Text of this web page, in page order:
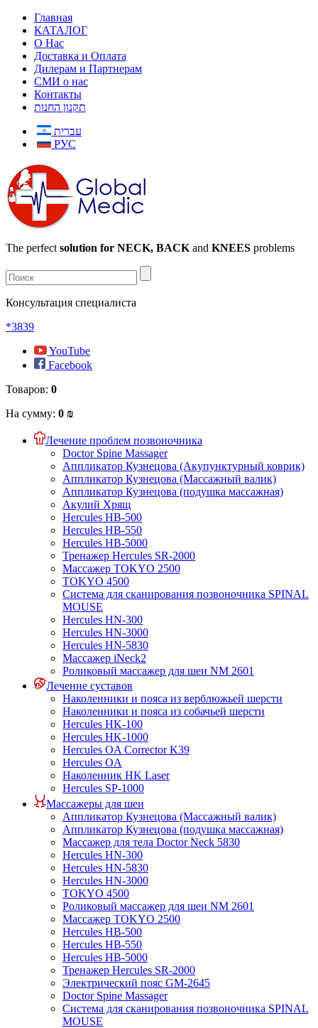
Главная
КАТАЛОГ
О Нас
Доставка и Оплата
Дилерам и Партнерам
СМИ о нас
Контакты
תקנון החנות
עברית
РУС
The perfect solution for NECK, BACK and KNEES problems
Консультация специалиста
*3839
YouTube
Facebook
Товаров: 0
На сумму: 0 ₪
Лечение проблем позвоночника
Doctor Spine Massager
Аппликатор Кузнецова (Акупунктурный коврик)
Аппликатор Кузнецова (Массажный валик)
Аппликатор Кузнецова (подушка массажная)
Акулий Хрящ
Hercules HB-500
Hercules HB-550
Hercules HB-5000
Тренажер Hercules SR-2000
Массажер TOKYO 2500
TOKYO 4500
Система для сканирования позвоночника SPINAL
MOUSE
Hercules HN-300
Hercules HN-3000
Hercules HN-5830
Массажер iNeck2
Роликовый массажер для шеи NM 2601
Лечение суставов
Наколенники и пояса из верблюжьей шерсти
Наколенники и пояса из собачьей шерсти
Hercules HK-100
Hercules HK-1000
Hercules OA Corrector K39
Hercules OA
Наколенник HK Laser
Hercules SP-1000
Массажеры для шеи
Аппликатор Кузнецова (Массажный валик)
Аппликатор Кузнецова (подушка массажная)
Массажер для тела Doctor Neck 5830
Hercules HN-300
Hercules HN-5830
Hercules HN-3000
TOKYO 4500
Роликовый массажер для шеи NM 2601
Массажер TOKYO 2500
Hercules HB-500
Hercules HB-550
Hercules HB-5000
Тренажер Hercules SR-2000
Электрический пояс GM-2645
Doctor Spine Massager
Система для сканирования позвоночника SPINAL
MOUSE